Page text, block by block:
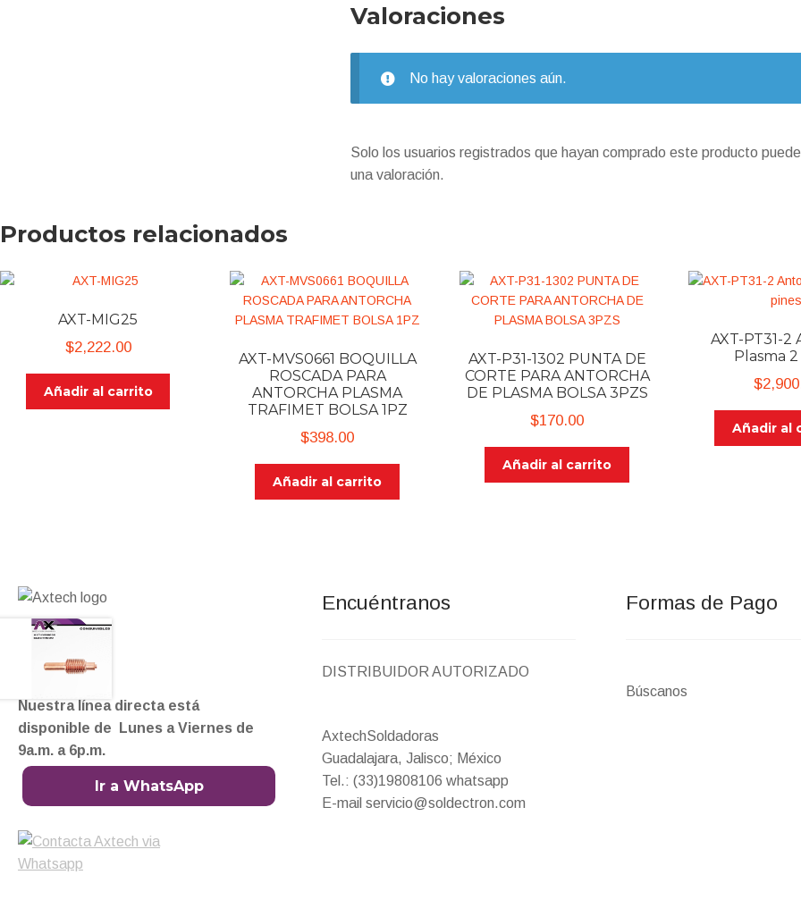
Valoraciones
No hay valoraciones aún.
Solo los usuarios registrados que hayan comprado este producto
una valoración.
Productos relacionados
AXT-MIG25
$2,222.00
Añadir al carrito
AXT-MVS0661 BOQUILLA
ROSCADA PARA
ANTORCHA PLASMA
TRAFIMET BOLSA 1PZ
$398.00
Añadir al carrito
AXT-P31-1302 PUNTA DE
CORTE PARA ANTORCHA
DE PLASMA BOLSA 3PZS
$170.00
Añadir al carrito
AXT-PT31-2
Plasma
$
Añadir al
Nuestra línea directa está
disponible de Lunes a Viernes de
9a.m. a 6p.m.
Ir a WhatsApp
Encuéntranos
DISTRIBUIDOR AUTORIZADO
AxtechSoldadoras
Guadalajara, Jalisco; México
Tel.: (33)19808106 whatsapp
E-mail servicio@soldectron.com
Formas de Pago
Búscanos